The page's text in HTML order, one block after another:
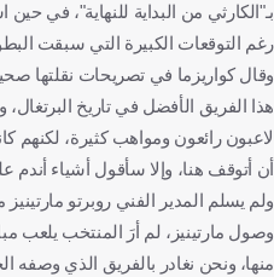
بـ"الكارثي من البداية للنهاية"، في
رغم التوقعات الكبيرة التي سبقت
وقال كواريزما في تصريحات نقلتها
هذا الفريق الأفضل في تاريخ
لاعبون رائعون ومواهب كثيرة، لكنهم
أن أتوقف هنا، وإلا سأقول أشياء أندم
ولم يسلم المدير الفني روبرتو
منها، ونحن نغادر بالفريق الذي وصفه